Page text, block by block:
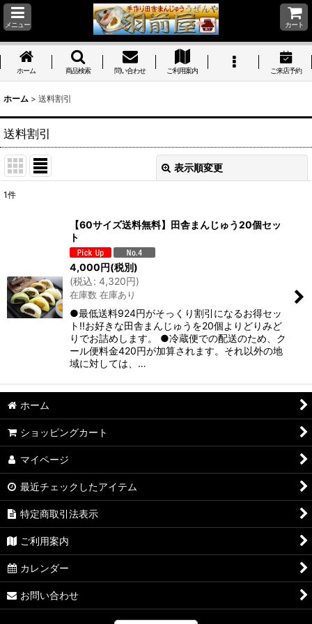
メニュー カート
ホーム 商品検索 問い合わせ ご利用案内 ご来店予約
ホーム > 送料割引
送料割引
表示順変更
絞り込む
1件
【60サイズ送料無料】田舎まんじゅう20個セッ
ト
4,000円(税別)
(税込: 4,320円)
在庫数 在庫あり
●最低送料924円がそっくり割引になるお得セッ
ト!!お好きな田舎まんじゅうを20個よりどりみど
りでお詰めします。 ●冷蔵便での配送のため、ク
ール便料金420円が加算されます。それ以外の地
域に対しては、…
ホーム
ショッピングカート
マイページ
最近チェックしたアイテム
特定商取引法表示
ご利用案内
カレンダー
お問い合わせ